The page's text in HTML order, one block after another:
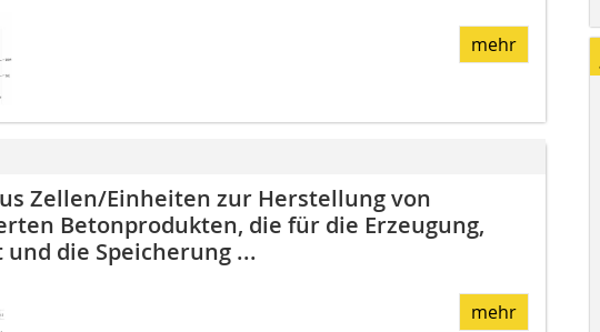
mehr
Zellen/Einheiten zur Herstellung von
Betonprodukten, die für die Erzeugung,
die Speicherung ...
mehr